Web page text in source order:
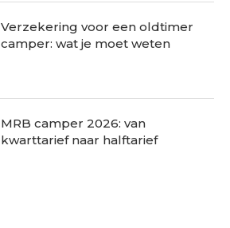
Verzekering voor een oldtimer
camper: wat je moet weten
MRB camper 2026: van
kwarttarief naar halftarief